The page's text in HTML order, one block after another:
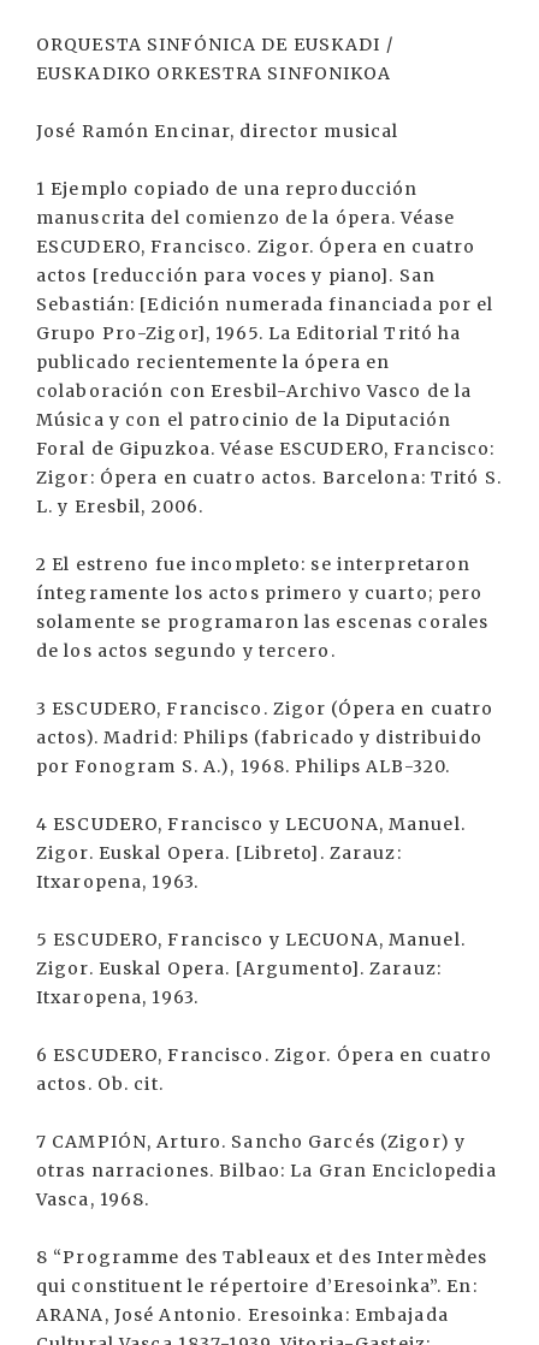
ORQUESTA SINFÓNICA DE EUSKADI /
EUSKADIKO ORKESTRA SINFONIKOA
José Ramón Encinar, director musical
1 Ejemplo copiado de una reproducción
manuscrita del comienzo de la ópera. Véase
ESCUDERO, Francisco. Zigor. Ópera en cuatro
actos [reducción para voces y piano]. San
Sebastián: [Edición numerada financiada por el
Grupo Pro-Zigor], 1965. La Editorial Tritó ha
publicado recientemente la ópera en
colaboración con Eresbil-Archivo Vasco de la
Música y con el patrocinio de la Diputación
Foral de Gipuzkoa. Véase ESCUDERO, Francisco:
Zigor: Ópera en cuatro actos. Barcelona: Tritó S.
L. y Eresbil, 2006.
2 El estreno fue incompleto: se interpretaron
íntegramente los actos primero y cuarto; pero
solamente se programaron las escenas corales
de los actos segundo y tercero.
3 ESCUDERO, Francisco. Zigor (Ópera en cuatro
actos). Madrid: Philips (fabricado y distribuido
por Fonogram S. A.), 1968. Philips ALB-320.
4 ESCUDERO, Francisco y LECUONA, Manuel.
Zigor. Euskal Opera. [Libreto]. Zarauz:
Itxaropena, 1963.
5 ESCUDERO, Francisco y LECUONA, Manuel.
Zigor. Euskal Opera. [Argumento]. Zarauz:
Itxaropena, 1963.
6 ESCUDERO, Francisco. Zigor. Ópera en cuatro
actos. Ob. cit.
7 CAMPIÓN, Arturo. Sancho Garcés (Zigor) y
otras narraciones. Bilbao: La Gran Enciclopedia
Vasca, 1968.
8 “Programme des Tableaux et des Intermèdes
qui constituent le répertoire d’Eresoinka”. En:
ARANA, José Antonio. Eresoinka: Embajada